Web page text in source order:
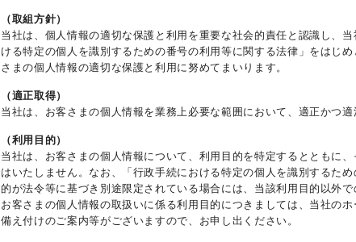
（取組方針）
当社は、個人情報の適切な保護と利用を重要な社会的責任と認識し、
ける特定の個人を識別するための番号の利用等に関する法律」をはじ
さまの個人情報の適切な保護と利用に努めてまいります。
（適正取得）
当社は、お客さまの個人情報を業務上必要な範囲において、適正かつ適
（利用目的）
当社は、お客さまの個人情報について、利用目的を特定するとともに
はいたしません。なお、「行政手続における特定の個人を識別するた
的が法令等に基づき別途限定されている場合には、当該利用目的以外で
お客さまの個人情報の取扱いに係る利用目的につきましては、当社のホ
備え付けのご案内等がございますので、お申し出ください。